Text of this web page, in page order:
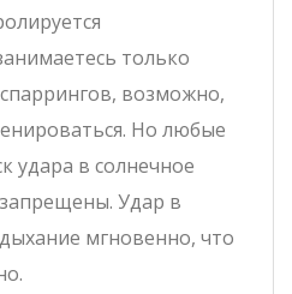
только
возможно,
Но любые
удара в солнечное
Удар в
мгновенно, что